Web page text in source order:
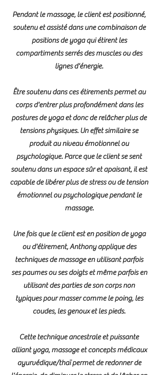
Pendant le massage, le client est positionné,
soutenu et assisté dans une combinaison de
positions de yoga qui étirent les
compartiments serrés des muscles ou des
lignes d'énergie.
Être soutenu dans ces étirements permet au
corps d'entrer plus profondément dans les
postures de yoga et donc de relâcher plus de
tensions physiques. Un effet similaire se
produit au niveau émotionnel ou
psychologique. Parce que le client se sent
soutenu dans un espace sûr et apaisant, il est
capable de libérer plus de stress ou de tension
émotionnel ou psychologique pendant le
massage.
Une fois que le client est en position de yoga
ou d'étirement, Anthony applique des
techniques de massage en utilisant parfois
ses paumes ou ses doigts et même parfois en
utilisant des parties de son corps non
typiques pour masser comme le poing, les
coudes, les genoux et les pieds.
Cette technique ancestrale et puissante
alliant yoga, massage et concepts médicaux
ayurvédique/thaï permet de redonner de